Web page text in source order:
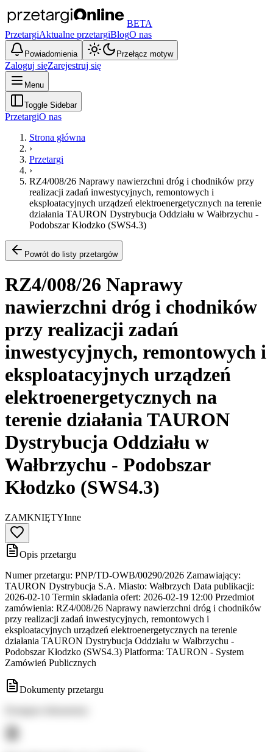
BETA
PrzetargiAktualne przetargiBlogO nas
Powiadomienia Przełącz motyw
Zaloguj sięZarejestruj się
Menu
Toggle Sidebar
PrzetargiO nas
Strona główna
›
Przetargi
›
RZ4/008/26 Naprawy nawierzchni dróg i chodników przy
realizacji zadań inwestycyjnych, remontowych i
eksploatacyjnych urządzeń elektroenergetycznych na terenie
działania TAURON Dystrybucja Oddziału w Wałbrzychu -
Podobszar Kłodzko (SWS4.3)
Powrót do listy przetargów
RZ4/008/26 Naprawy
nawierzchni dróg i chodników
przy realizacji zadań
inwestycyjnych, remontowych i
eksploatacyjnych urządzeń
elektroenergetycznych na
terenie działania TAURON
Dystrybucja Oddziału w
Wałbrzychu - Podobszar
Kłodzko (SWS4.3)
ZAMKNIĘTYInne
Opis przetargu
Numer przetargu: PNP/TD-OWB/00290/2026 Zamawiający:
TAURON Dystrybucja S.A. Miasto: Wałbrzych Data publikacji:
2026-02-10 Termin składania ofert: 2026-02-19 12:00 Przedmiot
zamówienia: RZ4/008/26 Naprawy nawierzchni dróg i chodników
przy realizacji zadań inwestycyjnych, remontowych i
eksploatacyjnych urządzeń elektroenergetycznych na terenie
działania TAURON Dystrybucja Oddziału w Wałbrzychu -
Podobszar Kłodzko (SWS4.3) Platforma: TAURON - System
Zamówień Publicznych
Dokumenty przetargu